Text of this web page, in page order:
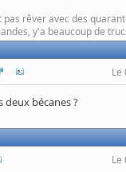
pas rêver avec des
y'a beaucoup de
Le
deux bécanes ?
Le